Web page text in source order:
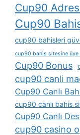
Cup90
Cup90
cup90 bahisleri
cup90 bahis sitesine üye
Cup90 Bonus
cup90 canli
Cup90 Canlı
cup90 canlı bahis
Cup90 Canlı
cup90 casino